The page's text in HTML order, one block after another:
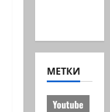
МЕТКИ
Youtube